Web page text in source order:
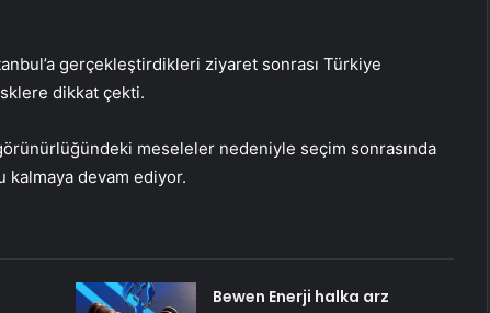
gerçekleştirdikleri ziyaret sonrası Türkiye
dikkat çekti.
meseleler nedeniyle seçim sonrasında
devam ediyor.
Bewen Enerji halka arz